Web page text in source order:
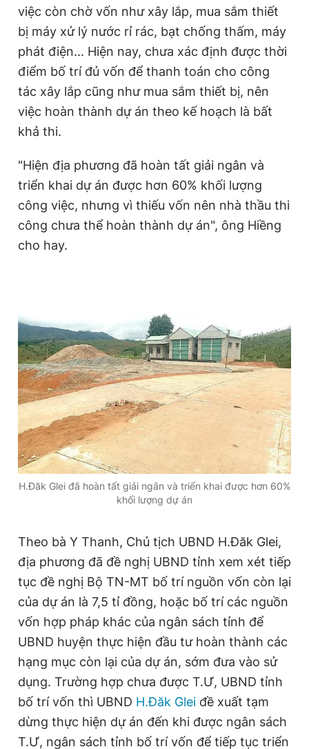
việc còn chờ vốn như xây lắp, mua sắm thiết
bị máy xử lý nước rỉ rác, bạt chống thấm, máy
phát điện... Hiện nay, chưa xác định được thời
điểm bố trí đủ vốn để thanh toán cho công
tác xây lắp cũng như mua sắm thiết bị, nên
việc hoàn thành dự án theo kế hoạch là bất
khả thi.
"Hiện địa phương đã hoàn tất giải ngân và
triển khai dự án được hơn 60% khối lượng
công việc, nhưng vì thiếu vốn nên nhà thầu thi
công chưa thể hoàn thành dự án", ông Hiềng
cho hay.
H.Đăk Glei đã hoàn tất giải ngân và triển khai được hơn 60%
khối lượng dự án
Theo bà Y Thanh, Chủ tịch UBND H.Đăk Glei,
địa phương đã đề nghị UBND tỉnh xem xét tiếp
tục đề nghị Bộ TN-MT bố trí nguồn vốn còn lại
của dự án là 7,5 tỉ đồng, hoặc bố trí các nguồn
vốn hợp pháp khác của ngân sách tỉnh để
UBND huyện thực hiện đầu tư hoàn thành các
hạng mục còn lại của dự án, sớm đưa vào sử
dụng. Trường hợp chưa được T.Ư, UBND tỉnh
bố trí vốn thì UBND H.Đăk Glei đề xuất tạm
dừng thực hiện dự án đến khi được ngân sách
T.Ư, ngân sách tỉnh bố trí vốn để tiếp tục triển